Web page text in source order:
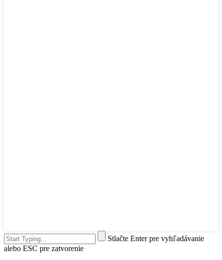
Stlačte Enter pre vyhľadávanie
alebo ESC pre zatvorenie